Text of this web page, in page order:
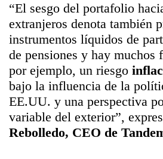
“El sesgo del portafolio
extranjeros denota también
instrumentos líquidos de
de pensiones y hay muchos
por ejemplo, un riesgo
bajo la influencia de la
EE.UU. y una perspectiva
variable del exterior”,
Rebolledo, CEO de